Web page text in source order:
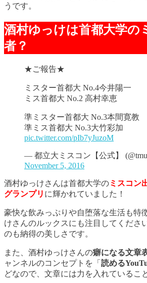
うです。
酒村ゆっけは首都大学の
者？
★ご報告★
ミスター首都大 No.4今井陽一
ミス首都大 No.2 高村幸恵
準ミスター首都大 No.3本間寛教
準ミス首都大 No.3大竹彩加
pic.twitter.com/pIb7yJuzoM
— 都立大ミスコン【公式】
November 5, 2016
酒村ゆっけさんは首都大学のミスコン
グランプリ に輝かれていました！
豪快な飲みっぷりや自堕落な生活も特
けさんのルックスにも注目してくださ
のも納得の美しさです。
また、酒村ゆっけさんの癖になる文章
ャンネルのコンセプトを「 読める
どなので、文章には力を入れているこ